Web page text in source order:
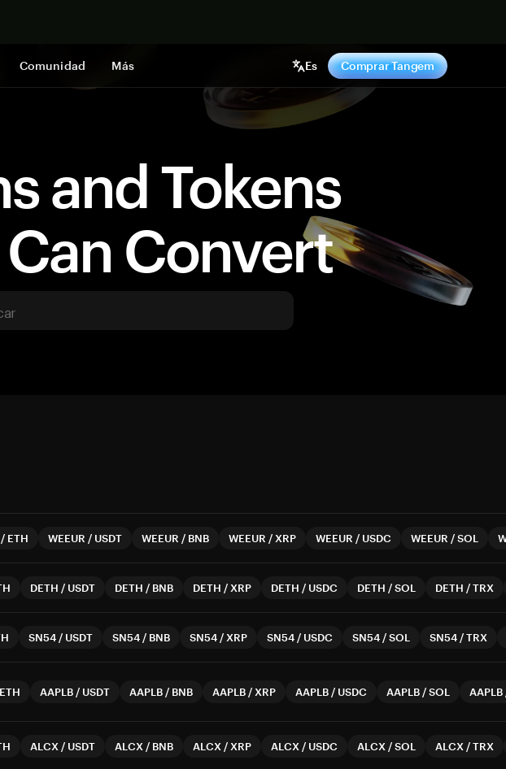
Comunidad Más Es Comprar Tangem
and Tokens
Convert
/ ETH WEEUR / USDT WEEUR / BNB WEEUR / XRP WEEUR / USDC WEEUR /SOL
DETH / USDT DETH / BNB DETH / XRP DETH / USDC DETH /SOL DETH /TRX
SN54 / USDT SN54 / BNB SN54 / XRP SN54 / USDC SN54 /SOL SN54 /TRX
ETH AAPLB / USDT AAPLB / BNB AAPLB / XRP AAPLB / USDC AAPLB /SOL AAPLB
ALCX / USDT ALCX / BNB ALCX / XRP ALCX / USDC ALCX /SOL ALCX /TRX